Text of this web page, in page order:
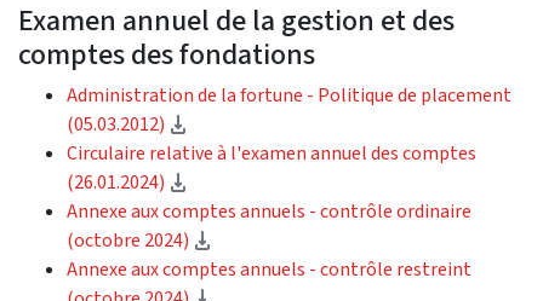
Examen annuel de la gestion et des
comptes des fondations
Administration de la fortune - Politique de placement
(05.03.2012)
Circulaire relative à l'examen annuel des comptes
(26.01.2024)
Annexe aux comptes annuels - contrôle ordinaire
(octobre 2024)
Annexe aux comptes annuels - contrôle restreint